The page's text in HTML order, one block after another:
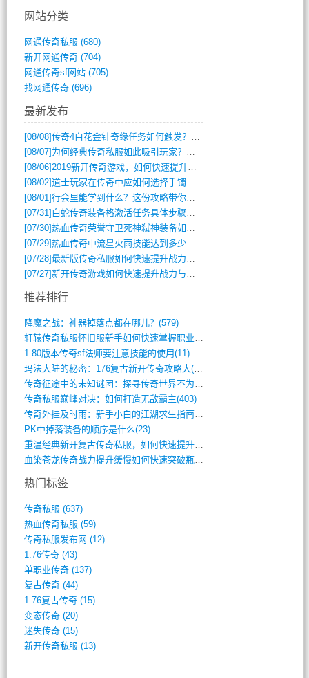
网站分类
网通传奇私服 (680)
新开网通传奇(704)
网通传奇sf网站(705)
找网通传奇(696)
最新发布
[08/08]传奇4白花金针奇缘任务如何触发？完整攻略解析
[08/07] 为何经典传奇私服如此吸引玩家？深度攻略解析
[08/06]2019新开传奇游戏，如何快速提升角色等级？
[08/02]道士玩家在传奇中应如何选择手镯装备？
[08/01]行会里能学到什么？这份攻略带你全掌握
[07/31] 白蛇传奇装备格激活任务具体步骤是什么？如何完成？
[07/30]热血传奇荣誉守卫死神弑神装备如何获取与佩戴攻略？
[07/29]热血传奇中流星火雨技能达到多少级可以开始练装备？
[07/28]最新版传奇私服如何快速提升战力与获取稀有装备？
[07/27]新开传奇游戏如何快速提升战力与获取稀有装备？
推荐排行
降魔之战：神器掉落点都在哪儿？(579)
轩辕传奇私服怀旧服新手如何快速掌握职业选(993)
1.80版本传奇sf法师要注意技能的使用(11)
玛法大陆的秘密：176复古新开传奇攻略大(486)
传奇征途中的未知谜团：探寻传奇世界不为人(595)
传奇私服巅峰对决：如何打造无敌霸主(403)
传奇外挂及时雨：新手小白的江湖求生指南(802)
PK中掉落装备的顺序是什么(23)
重温经典新开复古传奇私服，如何快速提升等(392)
血染苍龙传奇战力提升缓慢如何快速突破瓶颈(654)
热门标签
传奇私服 (637)
热血传奇私服 (59)
传奇私服发布网 (12)
1.76传奇(43)
单职业传奇(137)
复古传奇(44)
1.76复古传奇(15)
变态传奇(20)
迷失传奇(15)
新开传奇私服 (13)